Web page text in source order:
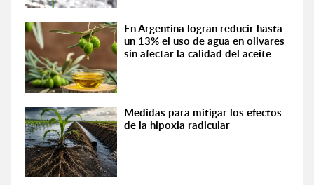
En Argentina logran reducir hasta
un 13% el uso de agua en olivares
sin afectar la calidad del aceite
Medidas para mitigar los efectos
de la hipoxia radicular